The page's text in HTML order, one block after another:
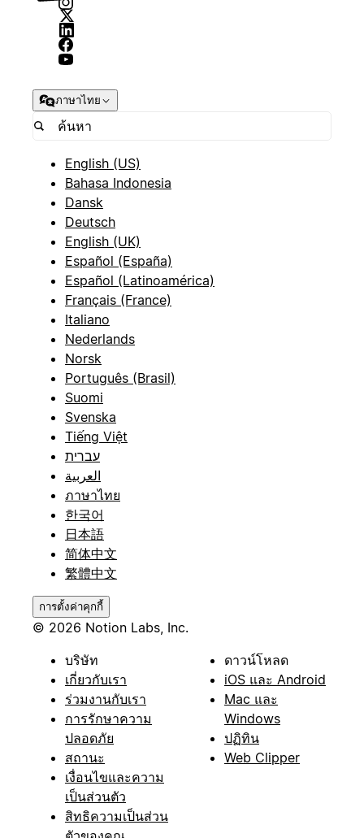
ภาษาไทย
English (US)
Bahasa Indonesia
Dansk
Deutsch
English (UK)
Español (España)
Español (Latinoamérica)
Français (France)
Italiano
Nederlands
Norsk
Português (Brasil)
Suomi
Svenska
Tiếng Việt
עברית
العربية
ภาษาไทย
한국어
日本語
简体中文
繁體中文
การตั้งค่าคุกกี้
© 2026 Notion Labs, Inc.
บริษัท
เกี่ยวกับเรา
ร่วมงานกับเรา
การรักษาความ
ปลอดภัย
สถานะ
เงื่อนไขและความ
เป็นส่วนตัว
สิทธิความเป็นส่วน
ดาวน์โหลด
iOS และ Android
Mac และ
Windows
ปฏิทิน
Web Clipper